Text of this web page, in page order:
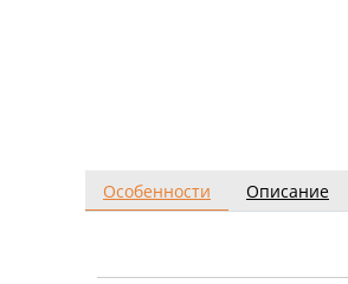
Особенности Описание